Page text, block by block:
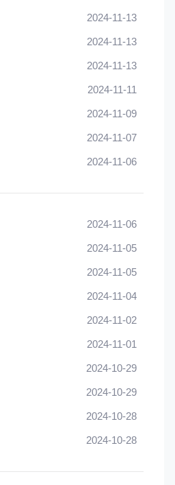
2024-11-13
2024-11-13
2024-11-13
2024-11-11
2024-11-09
2024-11-07
2024-11-06
2024-11-06
2024-11-05
2024-11-05
2024-11-04
2024-11-02
2024-11-01
2024-10-29
2024-10-29
2024-10-28
2024-10-28